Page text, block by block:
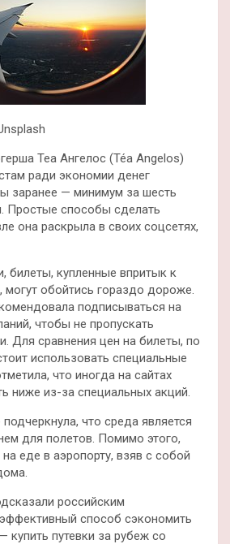
Теа Ангелос (Téa Angelos)
ради экономии денег
заранее — минимум за шесть
Простые способы сделать
она раскрыла в своих соцсетях,
билеты, купленные впритык к
могут обойтись гораздо дороже.
подписываться на
чтобы не пропускать
Для сравнения цен на билеты, по
использовать специальные
что иногда на сайтах
ниже из-за специальных акций.
что среда является
для полетов. Помимо этого,
еде в аэропорту, взяв с собой
российским
способ сэкономить
купить путевки за рубеж со